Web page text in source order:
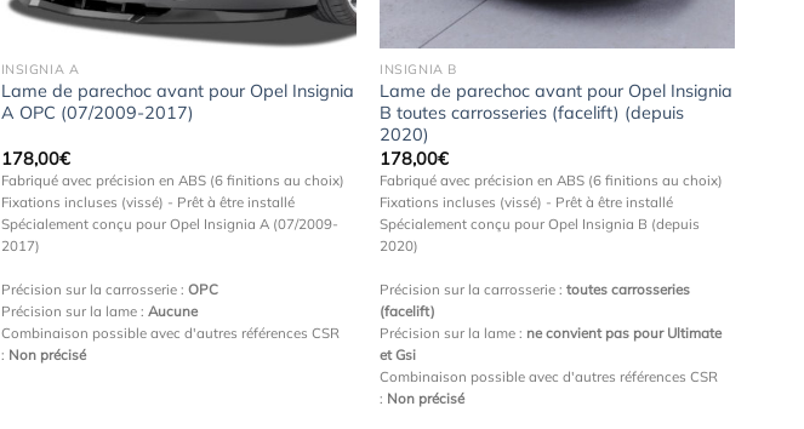
INSIGNIA A
Lame de parechoc avant pour Opel Insignia
A OPC (07/2009-2017)
178,00€
Fabriqué avec précision en ABS (6 finitions au choix)
Fixations incluses (vissé) - Prêt à être installé
Spécialement conçu pour Opel Insignia A (07/2009-
2017)
Précision sur la carrosserie : OPC
Précision sur la lame : Aucune
Combinaison possible avec d'autres références CSR
: Non précisé
INSIGNIA B
Lame de parechoc avant pour Opel Insignia
B toutes carrosseries (facelift) (depuis
2020)
178,00€
Fabriqué avec précision en ABS (6 finitions au choix)
Fixations incluses (vissé) - Prêt à être installé
Spécialement conçu pour Opel Insignia B (depuis
2020)
Précision sur la carrosserie :toutes carrosseries
(facelift)
Précision sur la lame : ne convient pas pour Ultimate
et Gsi
Combinaison possible avec d'autres références CSR
: Non précisé